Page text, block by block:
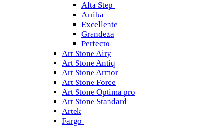
Alta Step
Arriba
Excellente
Grandeza
Perfecto
Art Stone Airy
Art Stone Antiq
Art Stone Armor
Art Stone Force
Art Stone Optima pro
Art Stone Standard
Artek
Fargo